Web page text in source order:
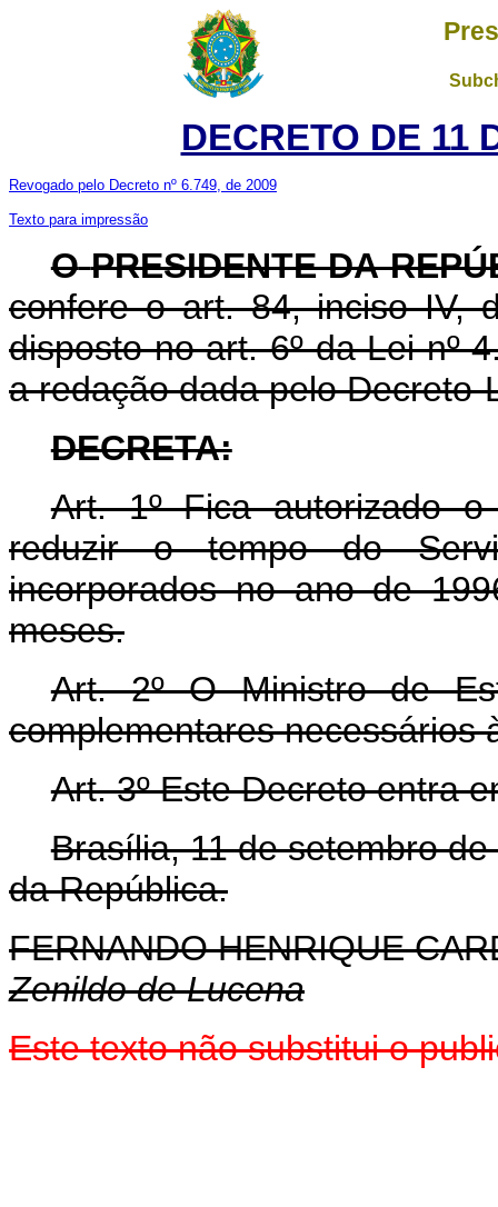
DECRETO DE 11
Revogado pelo Decreto nº 6.749, de 2009
Texto para impressão
O PRESIDENTE DA
confere o art. 84, inciso IV,
disposto no art. 6º da Lei nº
a redação dada pelo
DECRETA:
Art. 1º Fica autorizado
reduzir o tempo do
incorporados no ano de
meses.
Art. 2º O Ministro de
complementares necessários
Art. 3º Este Decreto entra
Brasília, 11 de setembro
da República.
FERNANDO HENRIQUE
Zenildo de Lucena
Este texto não substitui o